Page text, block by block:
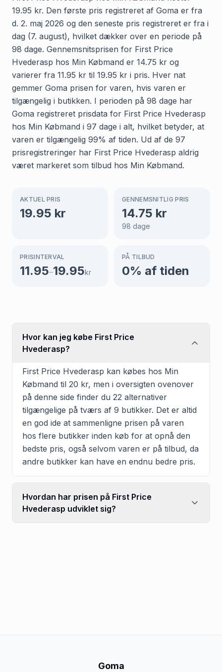
19.95 kr. Den første pris registreret af Goma er fra
d. 2. maj 2026 og den seneste pris registreret er fra i
dag (7. august), hvilket dækker over en periode på
98 dage. Gennemsnitsprisen for First Price
Hvederasp hos Min Købmand er 14.75 kr og
varierer fra 11.95 kr til 19.95 kr i pris. Hver nat
gemmer Goma prisen for varen, hvis varen er
tilgængelig i butikken. I perioden på 98 dage har
Goma registreret prisdata for First Price Hvederasp
hos Min Købmand i 97 dage i alt, hvilket betyder, at
varen er tilgængelig 99% af tiden. Ud af de 97
prisregistreringer har First Price Hvederasp aldrig
været markeret som tilbud hos Min Købmand.
AKTUEL PRIS
19.95 kr
GENNEMSNITLIG PRIS
14.75 kr
98 dage
PRISINTERVAL
11.95–19.95kr
PÅ TILBUD
0% af tiden
Hvor kan jeg købe First Price
Hvederasp?
First Price Hvederasp kan købes hos Min
Købmand til 20 kr, men i oversigten ovenover
på denne side finder du 22 alternativer
tilgængelige på tværs af 9 butikker. Det er altid
en god ide at sammenligne prisen på varen
hos flere butikker inden køb for at opnå den
bedste pris, også selvom varen er på tilbud, da
andre butikker kan have en endnu bedre pris.
Hvordan har prisen på First Price
Hvederasp udviklet sig?
Goma